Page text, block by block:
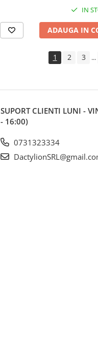
IN
ADAUGA IN
1 2 3 ...
SUPORT CLIENTI LUNI -
- 16:00)
0731323334